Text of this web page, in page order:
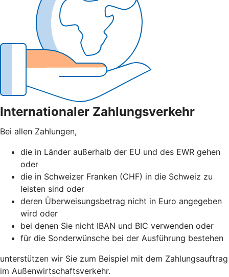
Internationaler Zahlungsverkehr
Bei allen Zahlungen,
die in Länder außerhalb der EU und des EWR gehen
oder
die in Schweizer Franken (CHF) in die Schweiz zu
leisten sind oder
deren Überweisungsbetrag nicht in Euro angegeben
wird oder
bei denen Sie nicht IBAN und BIC verwenden oder
für die Sonderwünsche bei der Ausführung bestehen
unterstützen wir Sie zum Beispiel mit dem Zahlungsauftrag
im Außenwirtschaftsverkehr.